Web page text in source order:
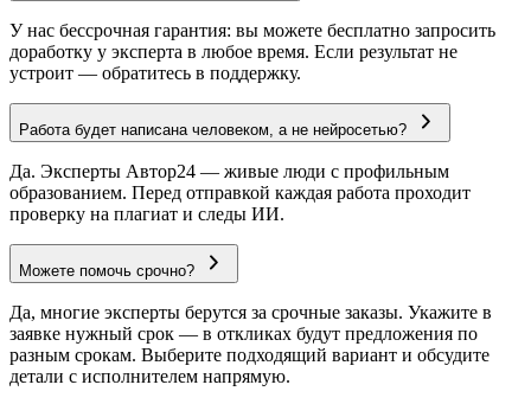
У нас бессрочная гарантия: вы можете бесплатно запросить
доработку у эксперта в любое время. Если результат не
устроит — обратитесь в поддержку.
Работа будет написана человеком, а не нейросетью?
Да. Эксперты Автор24 — живые люди с профильным
образованием. Перед отправкой каждая работа проходит
проверку на плагиат и следы ИИ.
Можете помочь срочно?
Да, многие эксперты берутся за срочные заказы. Укажите в
заявке нужный срок — в откликах будут предложения по
разным срокам. Выберите подходящий вариант и обсудите
детали с исполнителем напрямую.